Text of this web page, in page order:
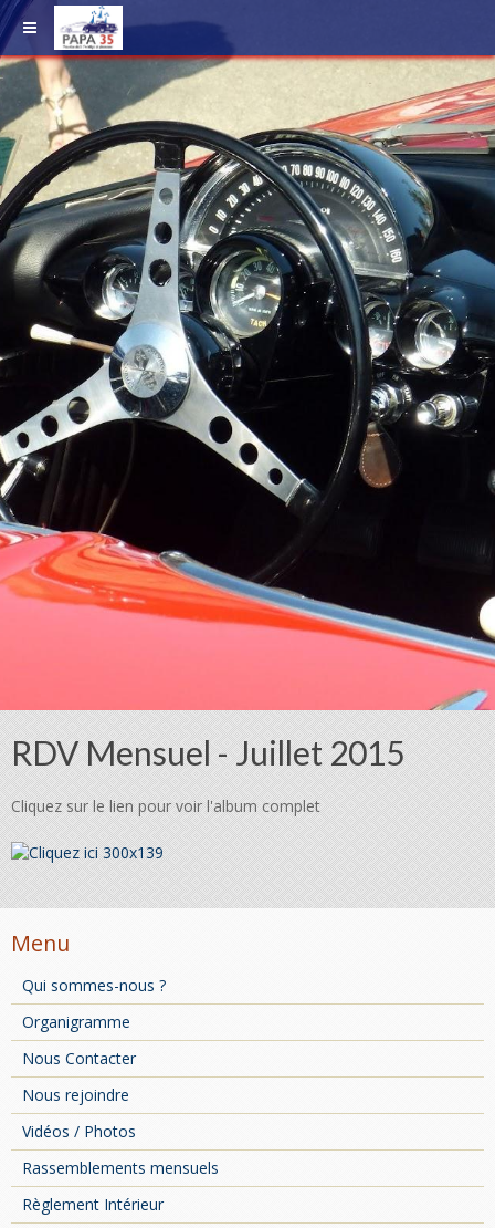
RDV Mensuel - Juillet 2015
Cliquez sur le lien pour voir l'album complet
Menu
Qui sommes-nous ?
Organigramme
Nous Contacter
Nous rejoindre
Vidéos / Photos
Rassemblements mensuels
Règlement Intérieur